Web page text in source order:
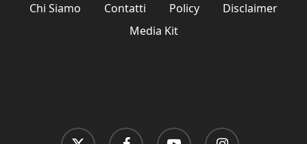
Chi Siamo Contatti Policy
Disclaimer
Media Kit
x-
facebook youtube instagram